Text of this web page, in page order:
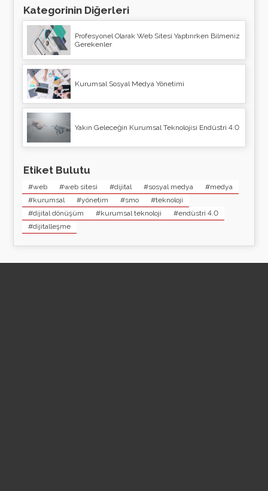
Kategorinin Diğerleri
Profesyonel Olarak Web Sitesi Yaptırırken Bilmeniz
Gerekenler
Kurumsal Sosyal Medya Yönetimi
Yakın Geleceğin Kurumsal Teknolojisi Endüstri 4.0
Etiket Bulutu
#web #web sitesi #dijital #sosyal medya
#medya
#kurumsal
#yönetim #smo
#teknoloji
#dijital dönüşüm
#kurumsal teknoloji
#endüstri 4.0
#dijitalleşme